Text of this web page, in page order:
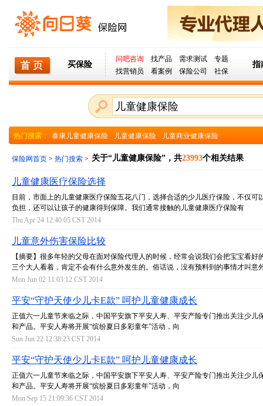
买保险
问吧咨询 找产品 需求测试
专题
找营销员
看案例 保险公司 社保
指
热门搜索： 泰康儿童健康保险 儿童健康保险 儿童商业健康保险
保险网首页 > 热门搜索 > 关于“儿童健康保险”，共23993个相关结果
儿童健康医疗保险选择
目前，市面上的儿童健康医疗保险五花八门，选择合适的少儿医疗保险，不仅可
负担，还可以让孩子的健康得到保障。我们通常接触的儿童健康医疗保险有
Thu Apr 24 12:40:05 CST 2014
儿童意外伤害保险比较
【摘要】很多年轻的父母在面对保险代理人的时候，经常会说我们会把宝宝看好
三个大人看着，肯定不会有什么意外发生的。俗话说，没有预料到的事情才叫意
Mon Jun 02 11:03:12 CST 2014
平安“守护天使少儿卡E款” 呵护儿童健康成长
正值六一儿童节来临之际，中国平安旗下平安人寿、平安产险专门推出关注少儿
和产品。平安人寿将开展“缤纷夏日多彩童年”活动，向
Sun Jun 22 12:38:23 CST 2014
平安“守护天使少儿卡E款” 呵护儿童健康成长
正值六一儿童节来临之际，中国平安旗下平安人寿、平安产险专门推出关注少儿
和产品。平安人寿将开展“缤纷夏日多彩童年”活动，向
Mon Sep 15 21:09:36 CST 2014